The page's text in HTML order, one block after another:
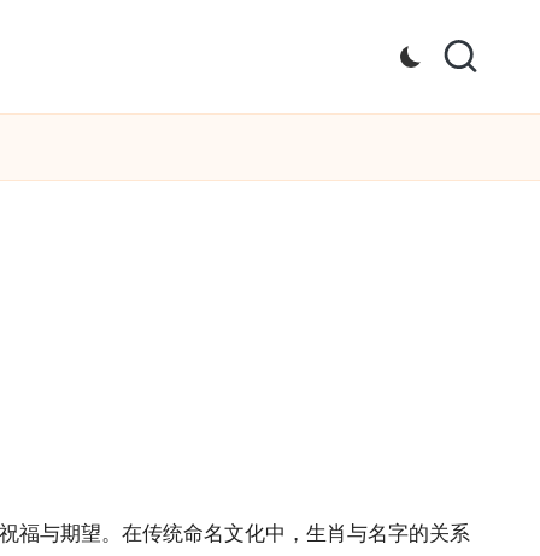
福与期望。在传统命名文化中，生肖与名字的关系